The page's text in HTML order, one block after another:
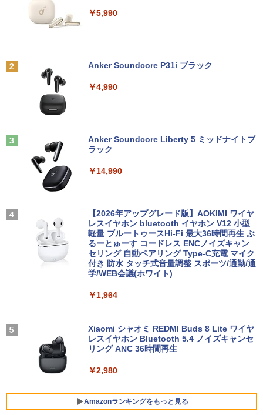
タブレットPC 中古パソコン Microsoft S
15Y メモリ 8GB SSD 128GB 10型 無線L
￥15,880
ー 薄型 軽量 初心者 学生 ビジネス
￥21,980
超得2,000円OFF&P2倍｜レッツノート｜
ノートパソコン Windows11 office付｜
｜モバイルPC｜ノートパソコン B5サイ
ズ｜パソコン｜中古パソコン｜中古PC
【新品】【楽天1位！】ノートパソコン
新品第13世代CPU搭載ノートPC Office
Dell OptiPlex 3070 SFF フルセット 21.
500 メモリ8GB/16GB SSD256GB Wind
Dell OptiPlex 7080 SFF 第10世代 Core
￥54,800
NiPoGi ミニpc Intel N5030 【2026新モ
デル・業界超ミニ】 最大3.1Hz mini pc
B拡大可能) 4K 静音 高速熱放散 小型超軽
BT4.2 省電力 小型パソコン
￥29,900
5
パソコン 新品SSD Windows11 Office付
き インテル 第14世代 第13世代 Core i5-
蔵｜PC・事務用ディスプレイ
￥8,800
00-8/11 01:59】Xiaomi Monitor A24i 20
26 ディスプレイ 1080P 23.8インチ 144
万色 300nits ΔE＜1 低ブルーライト 大
￥12,580
【エントリーで最大全額ポイント還元｜
8/11まで】 ASUS｜エイスース PCモニ
ター Eye Care VA249HG [23.8型 /フルH
I-O DATA（アイ・オー・データ機器） 3
23.8型ワイド液晶ディスプレイ LCD-A24
￥14,826
￥9,900
浩一 ]
ない 5 【電子書籍】[ 増田ちひろ ]
￥1,155
5歳 6歳 7冊セット】 七田式知力ドリル
いさん もじをよむ・かく めいろ おかね
【ph-A】
￥5,990
Anker Soundcore P31i ブラック
￥4,990
Anker Soundcore Liberty 5 ミッドナイトブ
ラック
￥14,990
【2026年アップグレード版】AOKIMI ワイヤ
レスイヤホン bluetooth イヤホン V12 小型
軽量 ブルートゥースHi-Fi 最大36時間再生 ぶ
るーとゅーす コードレス ENCノイズキャン
セリング 自動ペアリング Type-C充電 マイク
付き 防水 タッチ式音量調整 スポーツ/通勤/通
学/WEB会議(ホワイト)
￥1,964
Xiaomi シャオミ REDMI Buds 8 Lite ワイヤ
レスイヤホン Bluetooth 5.4 ノイズキャンセ
リング ANC 36時間再生
￥2,980
Amazonランキングをもっと見る